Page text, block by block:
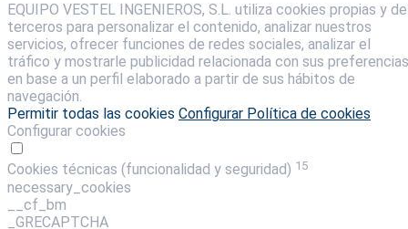
EQUIPO VESTEL INGENIEROS, S.L. utiliza cookies propias y de
terceros para personalizar el contenido, analizar nuestros
servicios, ofrecer funciones de redes sociales, analizar el
tráfico y mostrarle publicidad relacionada con sus preferencias
en base a un perfil elaborado a partir de sus hábitos de
navegación.
Permitir todas las cookies Configurar Política de cookies
Configurar cookies
Cookies técnicas (funcionalidad y seguridad) 15
necessary_cookies
__cf_bm
_GRECAPTCHA